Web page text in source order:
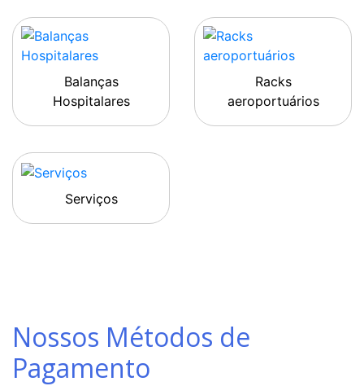
Balanças
Hospitalares
Racks
aeroportuários
Serviços
Nossos Métodos de
Pagamento